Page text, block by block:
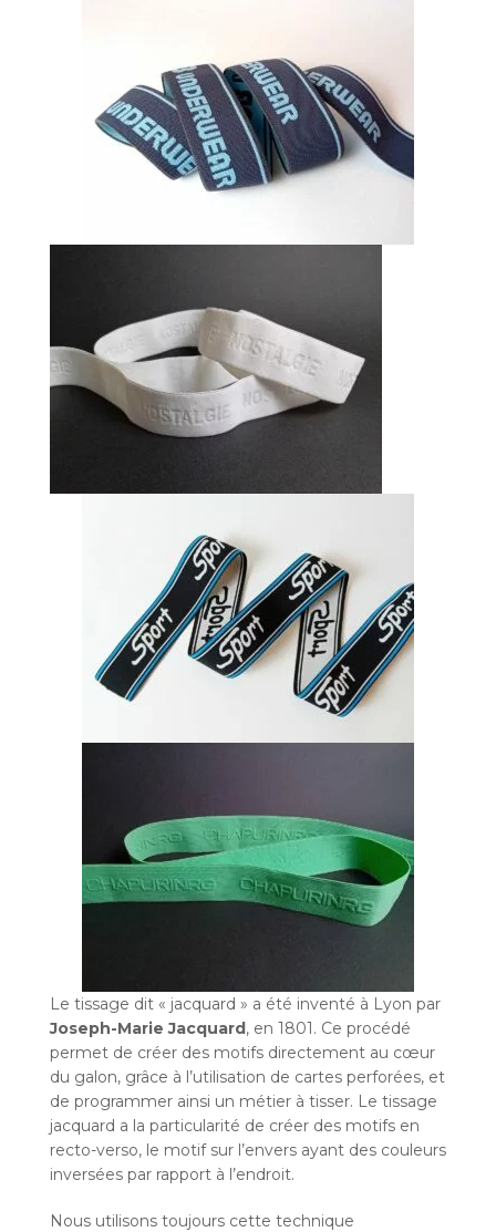
Le tissage dit « jacquard » a été inventé à Lyon par
Joseph-Marie Jacquard , en 1801. Ce procédé
permet de créer des motifs directement au cœur
du galon, grâce à l’utilisation de cartes perforées, et
de programmer ainsi un métier à tisser. Le tissage
jacquard a la particularité de créer des motifs en
recto-verso, le motif sur l’envers ayant des couleurs
inversées par rapport à l’endroit.
Nous utilisons toujours cette technique